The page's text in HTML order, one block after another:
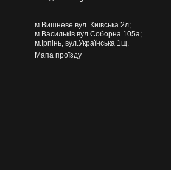
м.Вишневе вул. Київська 2л;
м.Васильків вул.Соборна 105а;
м.Ірпінь, вул.Українська 1щ.
Мапа проїзду